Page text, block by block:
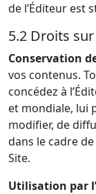
de l’Éditeur est
5.2 Droits
Conservation
vos contenus.
concédez à
et mondiale, lui
modifier, de
dans le cadre
Site.
Utilisation par